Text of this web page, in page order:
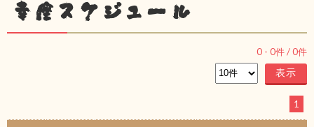
幸座スケジュール
0 - 0件 /0件
1